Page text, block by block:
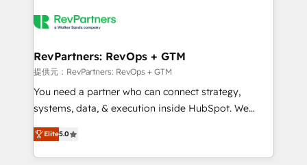
winning design to build scalable, globally
marketing campaigns, & RevOps frameworks that
fuel long-term success We connect the entire
customer lifecycle through seamless integrations,
ensure long-term adoption with change-
and service to drive sustainable growth With 6 key
HubSpot accreditations and experience across
RevPartners: RevOps + GTM
提供元：RevPartners: RevOps + GTM
You need a partner who can connect strategy,
systems, data, & execution inside HubSpot. We
bridge the gap where most agencies fall short by
combining GTM strategy with technical execution to
solve the right problem with the right solution. As the
Elite5.0